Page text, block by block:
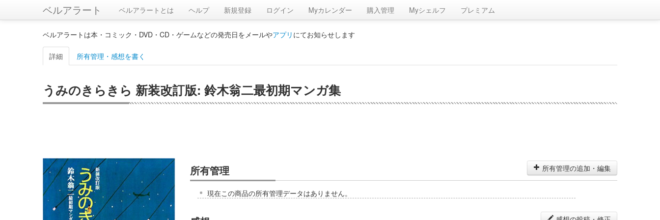
ベルアラート ベルアラートとは ヘルプ 新規登録 ログイン Myカレンダー 購入管理 Myシェルフ プレミアム
ベルアラートは本・コミック・DVD・CD・ゲームなどの発売日をメールやアプリ にてお知らせします
詳細 所有管理・感想を書く
うみのきらきら 新装改訂版: 鈴木翁二最初期マンガ集
所有管理 所有管理の追加・編集
現在この商品の所有管理データはありません。